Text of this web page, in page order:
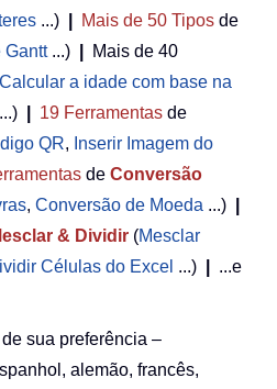
...) Mais de 50 Tipos de
Gantt...)
Mais de 40
Calcular a idade com base na
...) 19 Ferramentas de
QR, Inserir Imagem do
de Conversão
, Conversão de Moeda ...)
& Dividir (Mesclar
Células do Excel ...)
...e
sua preferência –
alemão, francês,